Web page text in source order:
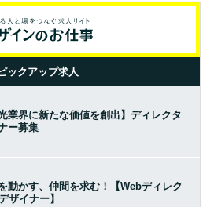
ックアップ求人
業界に新たな価値を創出】ディレクタ
ー募集
動かす、仲間を求む！【Webディレク
ザイナー】